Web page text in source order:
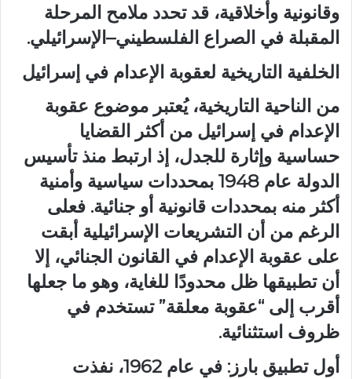
وقانونية وأخلاقية، قد تحدد ملامح المرحلة
المقبلة في الصراع الفلسطيني–الإسرائيلي.
الخلفية التاريخية لعقوبة الإعدام في إسرائيل
من الناحية التاريخية، يُعتبر موضوع عقوبة
الإعدام في إسرائيل من أكثر القضايا
حساسية وإثارة للجدل، إذ ارتبط منذ تأسيس
الدولة عام 1948 بمحددات سياسية وأمنية
أكثر منه بمحددات قانونية أو جنائية. فعلى
الرغم من أن التشريعات الإسرائيلية أبقت
على عقوبة الإعدام في القانون الجنائي، إلا
أن تطبيقها ظل محدودًا للغاية، وهو ما جعلها
أقرب إلى “عقوبة معلقة” تستخدم في
ظروف استثنائية.
أول تطبيق بارز: في عام 1962، نفذت